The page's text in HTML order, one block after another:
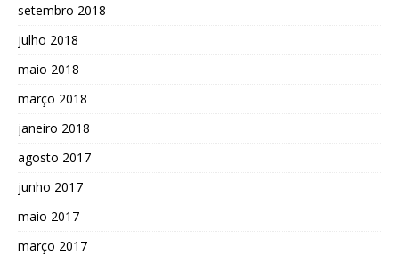
setembro 2018
julho 2018
maio 2018
março 2018
janeiro 2018
agosto 2017
junho 2017
maio 2017
março 2017